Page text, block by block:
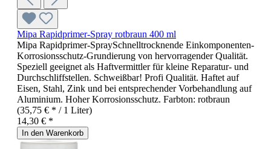
Mipa Rapidprimer-Spray rotbraun 400 ml
Mipa Rapidprimer-SpraySchnelltrocknende Einkomponenten-
Korrosionsschutz-Grundierung von hervorragender Qualität.
Speziell geeignet als Haftvermittler für kleine Reparatur- und
Durchschliffstellen. Schweißbar! Profi Qualität. Haftet auf
Eisen, Stahl, Zink und bei entsprechender Vorbehandlung auf
Aluminium. Hoher Korrosionsschutz. Farbton: rotbraun
(35,75 € * / 1 Liter)
14,30 € *
In den Warenkorb